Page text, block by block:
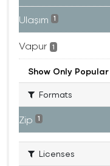
Ulaşım 1
Vapur 1
Show Only
Formats
Zip 1
Licenses